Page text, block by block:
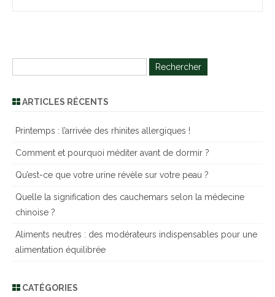
c
ARTICLES RÉCENTS
Printemps : l’arrivée des rhinites allergiques !
Comment et pourquoi méditer avant de dormir ?
Qu’est-ce que votre urine révèle sur votre peau ?
Quelle la signification des cauchemars selon la médecine
chinoise ?
Aliments neutres : des modérateurs indispensables pour une
alimentation équilibrée
CATÉGORIES